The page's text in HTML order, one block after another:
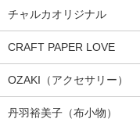
チャルカオリジナル
CRAFT PAPER LOVE
OZAKI（アクセサリー）
丹羽裕美子（布小物）